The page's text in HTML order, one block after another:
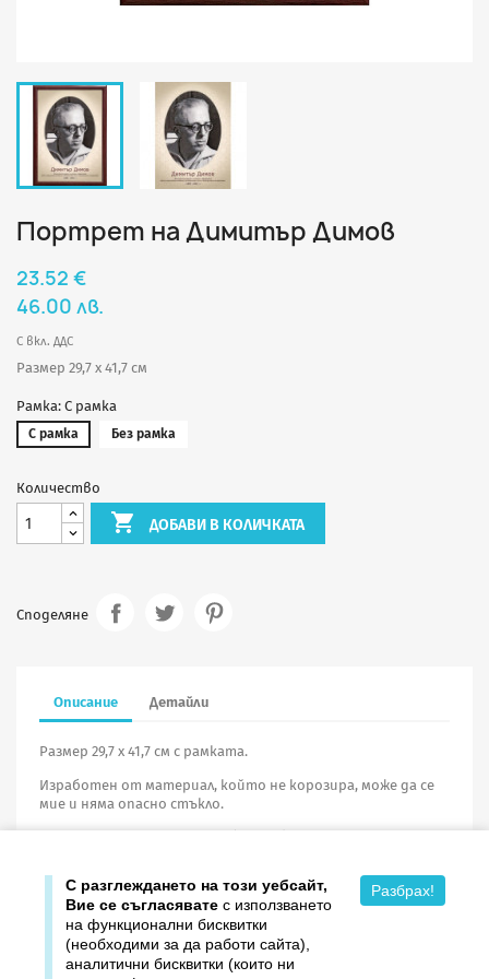
Портрет на Димитър Димов
23.52 €
46.00 лв.
С вкл. ДДС
Размер 29,7 х 41,7 см
Рамка: С рамка
С рамка Без рамка
Количество
 ДОБАВИ В КОЛИЧКАТА
Споделяне
Описание Детайли
Размер 29,7 х 41,7 см с рамката.
Изработен от материал, който не корозира, може да се
мие и няма опасно стъкло.
С разглеждането на този уебсайт,
Вие се съгласявате с използването
на функционални бисквитки
(необходими за да работи сайта),
аналитични бисквитки (които ни
Разбрах!